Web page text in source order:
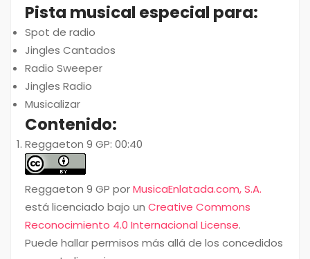
Pista musical especial para:
Spot de radio
Jingles Cantados
Radio Sweeper
Jingles Radio
Musicalizar
Contenido:
Reggaeton 9 GP: 00:40
Reggaeton 9 GP porMusicaEnlatada.com, S.A.
está licenciado bajo un Creative Commons
Reconocimiento 4.0 Internacional License.
Puede hallar permisos más allá de los concedidos